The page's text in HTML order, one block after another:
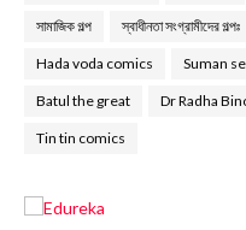
সামাজিক গল্প স্বাধীনতা সংগ্রামীদের গল্পঃ
Hada voda comics Suman
Batul the great Dr Radha
Tin tin comics